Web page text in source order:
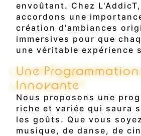
envoûtant. Chez
accordons une
création d'ambiances
immersives pour que
une véritable expérience
Une
Innovante
Nous proposons une
riche et variée qui saura
les goûts. Que vous
musique, de danse, de